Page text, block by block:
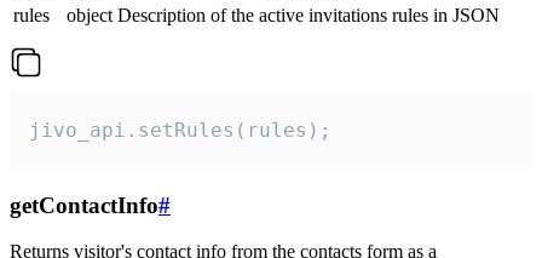
rules
object Description of the active invitations rules in JSON
jivo_api.setRules(rules);
getContactInfo#
Returns visitor's contact info from the contacts form as a